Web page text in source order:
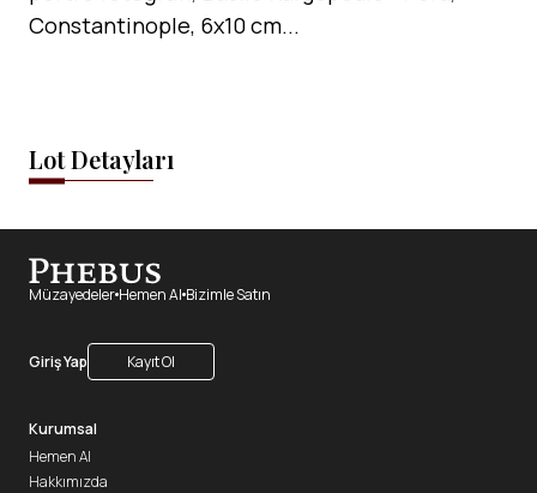
Constantinople, 6x10 cm...
Lot Detayları
Müzayedeler Hemen Al Bizimle Satın
Giriş Yap Kayıt Ol
Kurumsal
Hemen Al
Hakkımızda